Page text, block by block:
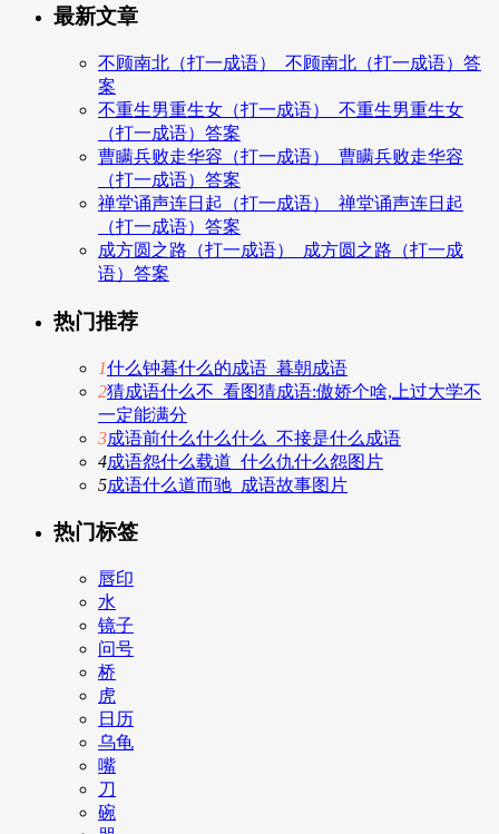
最新文章
不顾南北（打一成语）_不顾南北（打一成语）答
案
不重生男重生女（打一成语）_不重生男重生女
（打一成语）答案
曹瞒兵败走华容（打一成语）_曹瞒兵败走华容
（打一成语）答案
禅堂诵声连日起（打一成语）_禅堂诵声连日起
（打一成语）答案
成方圆之路（打一成语）_成方圆之路（打一成
语）答案
热门推荐
1什么钟暮什么的成语_暮朝成语
2猜成语什么不_看图猜成语:傲娇个啥,上过大学不
一定能满分
3成语前什么什么什么_不接是什么成语
4成语怨什么载道_什么仇什么怨图片
5成语什么道而驰_成语故事图片
热门标签
唇印
水
镜子
问号
桥
虎
日历
乌龟
嘴
刀
碗